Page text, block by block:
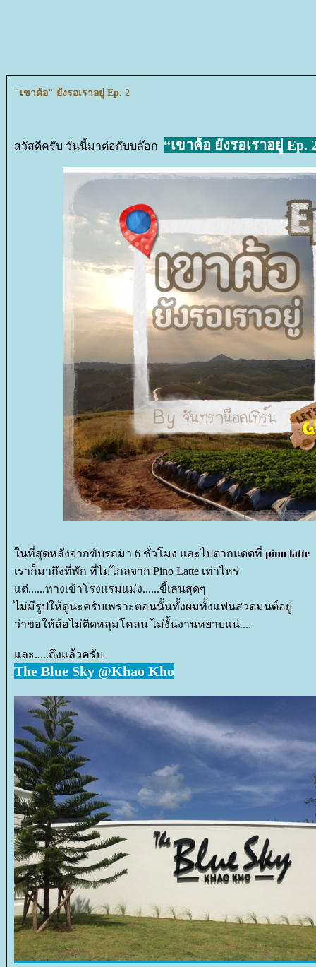
"เขาค้อ" ยังรอเราอยู่ Ep. 2
สวัสดีครับ วันนี้มาต่อกับบล๊อก “เขาค้อ ยังรอเราอยู่ Ep.
นที่สุดหลังจากขับรถมา 6 ชั่วโมง และไปตากแดดที่ pino latte
เราก็มาถึงที่พัก ที่ไม่ไกลจาก Pino Latte เท่าไหร่
ต่......ทางเข้าโรงแรมแม่ง......ขี้เลนสุดๆ
ไม่มีรูปให้ดูนะครับเพราะตอนนั้นทั้งผมทั้งแฟนสวดมนต์อยู่
ว่าขอให้ล้อไม่ติดหลุมโคลน ไม่งั้นงานหยาบแน่....
ละ.....ถึงแล้วครับ
The Blue Sky @Khao Kho